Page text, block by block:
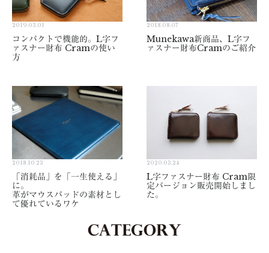
2019.03.01
コンパクトで機能的。L字フ
ァスナー財布 Cramの使い
方
2018.08.07
Munekawa新商品、L字フ
ァスナー財布Cramのご紹介
2018.10.23
「消耗品」を「一生使える」
に。
革がマウスパッドの素材とし
て優れているワケ
2020.03.24
L字ファスナー財布 Cram限
定バージョン販売開始しまし
た。